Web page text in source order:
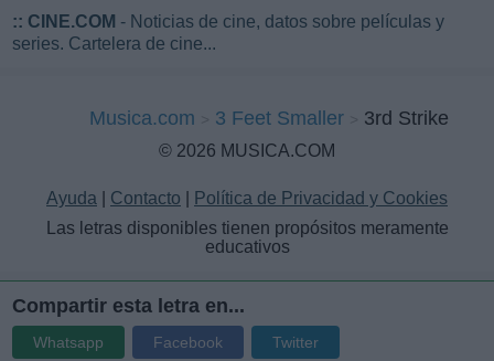
:: CINE.COM - Noticias de cine, datos sobre películas y
series. Cartelera de cine...
Musica.com 3 Feet Smaller 3rd Strike
© 2026 MUSICA.COM
Ayuda Contacto
Política de Privacidad y Cookies
Las letras disponibles tienen propósitos meramente
educativos
Compartir esta letra en...
Whatsapp Facebook Twitter